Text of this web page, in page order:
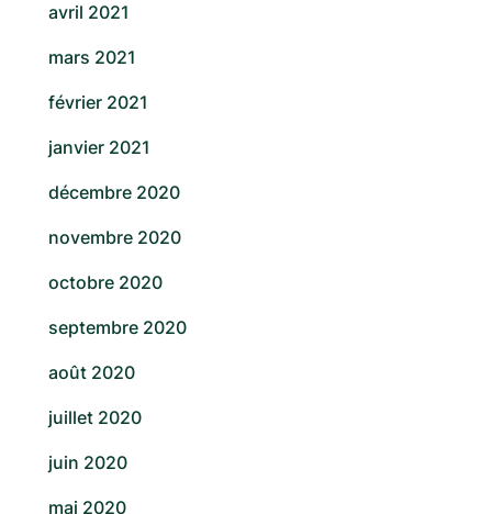
avril 2021
mars 2021
février 2021
janvier 2021
décembre 2020
novembre 2020
octobre 2020
septembre 2020
août 2020
juillet 2020
juin 2020
mai 2020